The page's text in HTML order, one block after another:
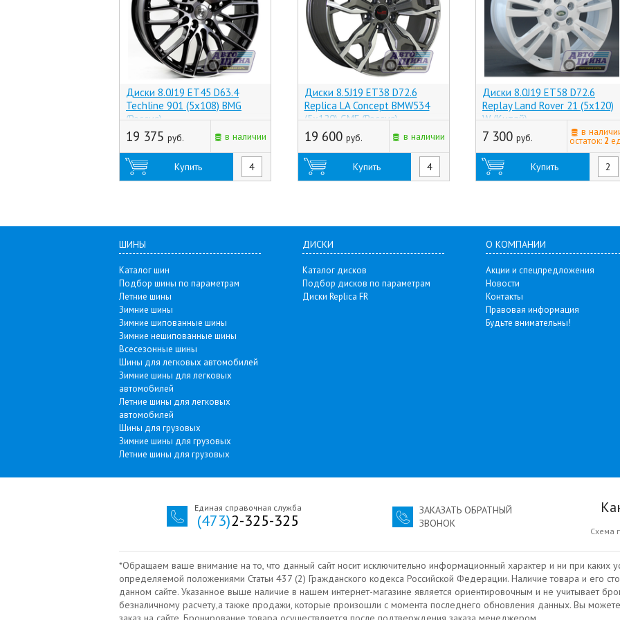
Диски 8.0J19 ET45 D63.4
Techline 901 (5x108) BMG
(Россия)
19 375 руб. в наличии
Купить
Диски 8.5J19 ET38 D72.6
Replica LA Concept BMW534
(5x120) GMF (Россия)
19 600 руб. в наличии
Купить
Диски 8.0J19 ET58 D72.6
Replay Land Rover 21 (5x120)
W (Китай)
7 300 руб.
в
остаток: 2
Купить
ШИНЫ
Каталог шин
Подбор шины по параметрам
Летние шины
Зимние шины
Зимние шипованные шины
Зимние нешипованные шины
Всесезонные шины
Шины для легковых автомобилей
Зимние шины для легковых
автомобилей
Летние шины для легковых
автомобилей
Шины для грузовых
Зимние шины для грузовых
Летние шины для грузовых
ДИСКИ
Каталог дисков
Подбор дисков по параметрам
Диски Replica FR
О КОМПАНИИ
Акции и спецпредложения
Новости
Контакты
Правовая информация
Будьте внимательны!
Единая справочная служба
(473)2-325-325
ЗАКАЗАТЬ ОБРАТНЫЙ
ЗВОНОК
Схема
*Обращаем ваше внимание на то, что данный сайт носит исключительно информационный характер и ни при каких
определяемой положениями Статьи 437 (2) Гражданского кодекса Российской Федерации. Наличие товара и его
данном сайте. Указанное выше наличие в нашем интернет-магазине является ориентировочным и не учитывает
безналичному расчету‚а также продажи, которые произошли с момента последнего обновления данных. Вы